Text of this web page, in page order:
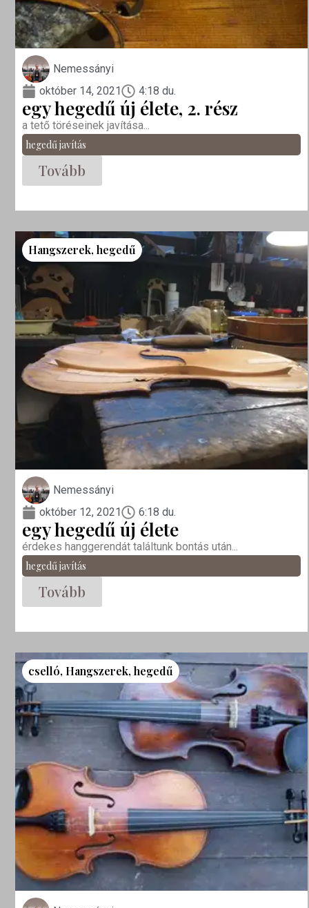
Nemessányi
október 14, 2021
4:18 du.
egy hegedű új élete, 2. rész
a tető töréseinek javítása...
hegedű javítás
Tovább
Hangszerek,hegedű
Nemessányi
október 12, 2021
6:18 du.
egy hegedű új élete
érdekes hanggerendát találtunk bontás után...
hegedű javítás
Tovább
cselló, Hangszerek,hegedű